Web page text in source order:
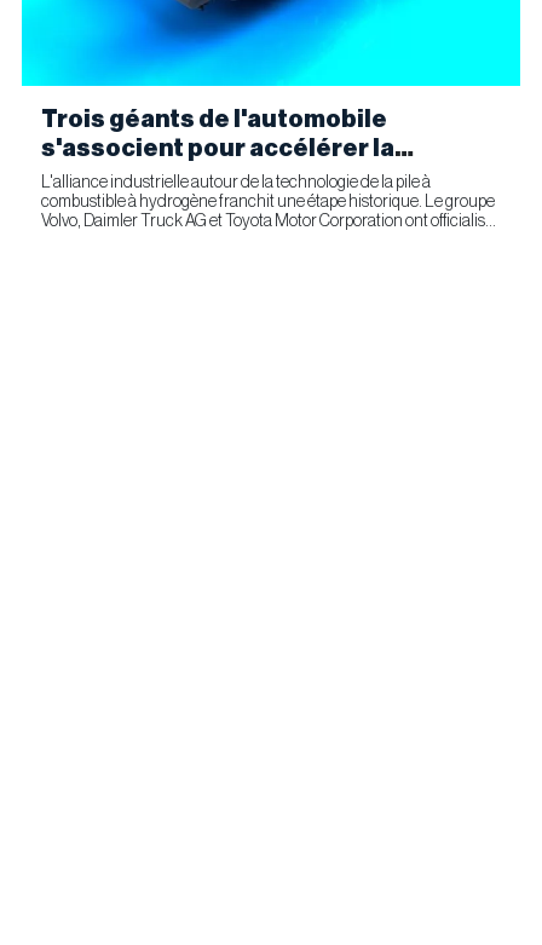
Trois géants de l'automobile
s'associent pour accélérer la
fabrication industrielle de piles à
combustible pour le transport
commercial
L'alliance industrielle autour de la technologie de la pile à
combustible à hydrogène franchit une étape historique. Le groupe
Volvo, Daimler Truck AG et Toyota Motor Corporation ont officialisé